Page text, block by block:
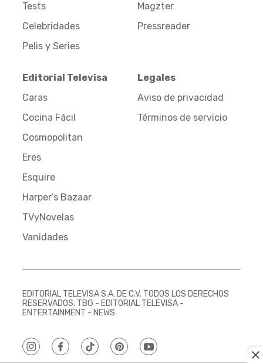
Tests
Celebridades
Pelis y Series
Magzter
Pressreader
Editorial Televisa
Caras
Cocina Fácil
Cosmopolitan
Eres
Esquire
Harper’s Bazaar
TVyNovelas
Vanidades
Legales
Aviso de privacidad
Términos de servicio
EDITORIAL TELEVISA S.A. DE C.V. TODOS LOS DERECHOS
RESERVADOS. TBG - EDITORIAL TELEVISA -
ENTERTAINMENT - NEWS
instagramfacebooktiktokpinterestyoutube